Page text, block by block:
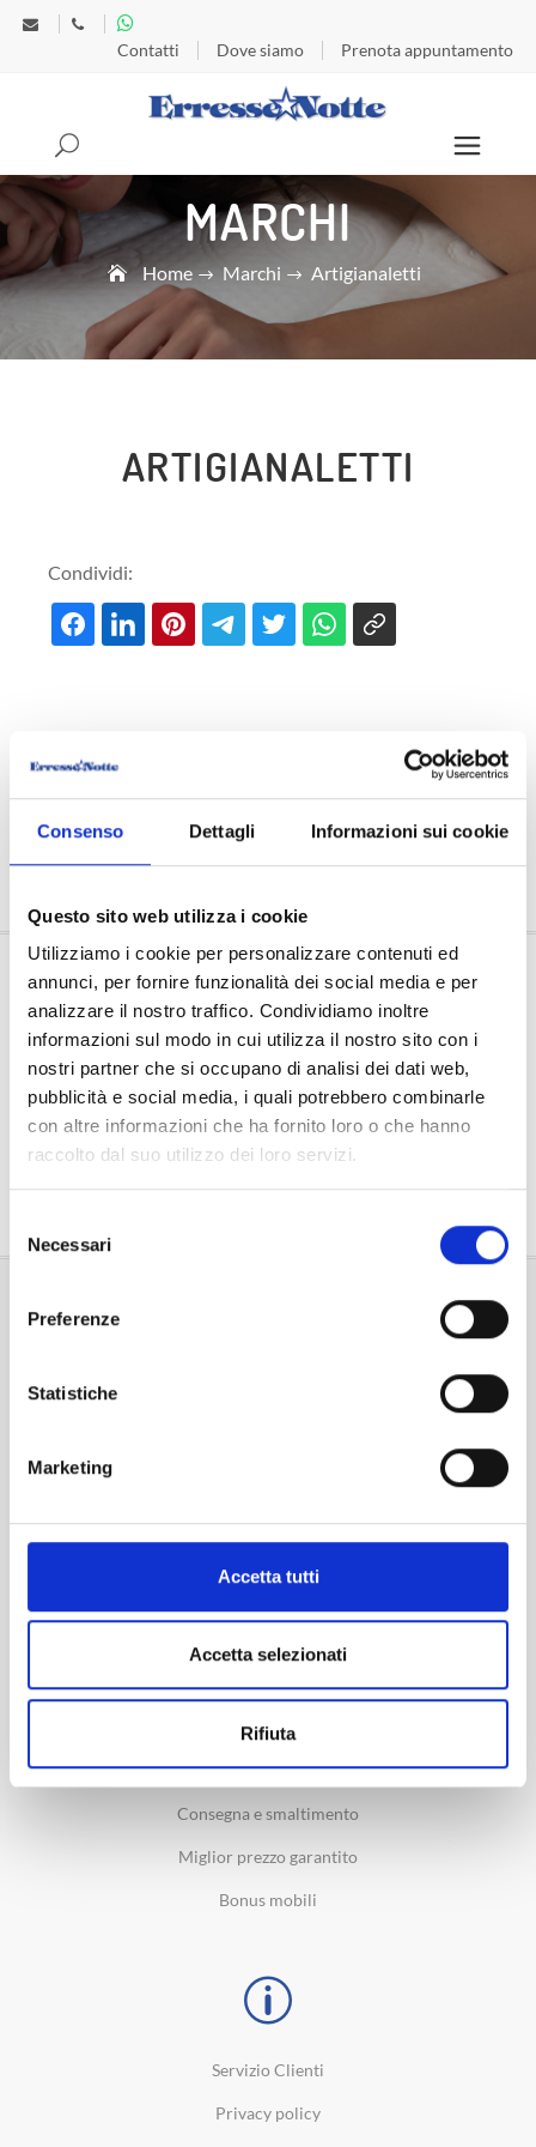
Consenso Dettagli Informazioni sui cookie
Questo sito web utilizza i cookie
Utilizziamo i cookie per personalizzare contenuti ed
annunci, per fornire funzionalità dei social media e per
analizzare il nostro traffico. Condividiamo inoltre
informazioni sul modo in cui utilizza il nostro sito con i
nostri partner che si occupano di analisi dei dati web,
pubblicità e social media, i quali potrebbero combinarle
con altre informazioni che ha fornito loro o che hanno
raccolto dal suo utilizzo dei loro servizi.
delNecessari
Preferenze
Statistiche
Marketing
Accetta tutti
Accetta selezionati
Rifiuta
Contatti Dove siamo Prenota appuntamento
Search
MARCHI
Home Marchi Artigianaletti
ARTIGIANALETTI
Condividi:
OFFERTE
L'AZIENDA
NEWS
DOVE SIAMO
SERVIZI
IVA agevolata 4%
Detrazione Fiscale 19%
Finanziamento
Consegna e smaltimento
Miglior prezzo garantito
Bonus mobili
Servizio Clienti
Privacy policy